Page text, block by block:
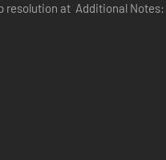
Svøm,
resolution at Additional Notes: